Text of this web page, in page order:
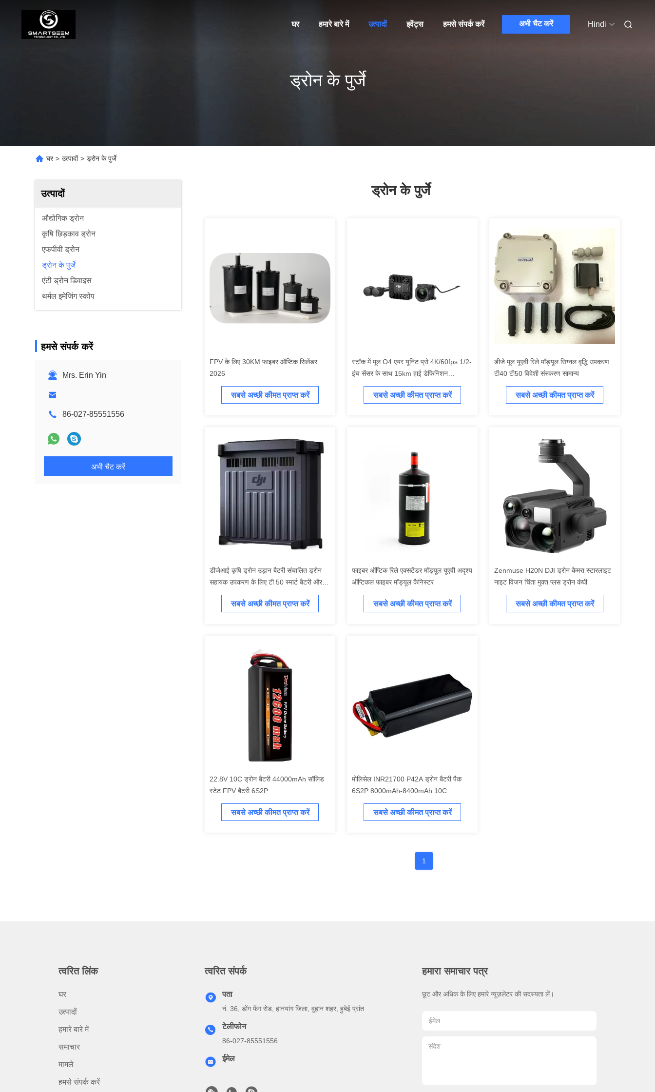
घर हमारे बारे में उत्पादों इवेंट्स हमसे संपर्क करें अभी चैट करें Hindi
ड्रोन के पुर्जे
घर > उत्पादों > ड्रोन के पुर्जे
उत्पादों
औद्योगिक ड्रोन
कृषि छिड़काव ड्रोन
एफपीवी ड्रोन
ड्रोन के पुर्जे
एंटी ड्रोन डिवाइस
थर्मल इमेजिंग स्कोप
हमसे संपर्क करें
Mrs. Erin Yin
86-027-85551556
अभी चैट करें
ड्रोन के पुर्जे
FPV के लिए 30KM फाइबर ऑप्टिक सिलेंडर
2026
सबसे अच्छी कीमत प्राप्त करें
स्टॉक में मूल O4 एयर यूनिट प्रो 4K/60fps 1/2-
इंच सेंसर के साथ 15km हाई डेफिनिशन
ट्रांसमिशन O4 प्रो एयर यूनिट 4K 4GB
सबसे अच्छी कीमत प्राप्त करें
डीजे मूल यूएवी रिले मॉड्यूल सिग्नल वृद्धि उपकरण
टी40 टी50 विदेशी संस्करण सामान्य
सबसे अच्छी कीमत प्राप्त करें
डीजेआई कृषि ड्रोन उड़ान बैटरी संचालित ड्रोन
सहायक उपकरण के लिए टी 50 स्मार्ट बैटरी और टी
25 टी 50
सबसे अच्छी कीमत प्राप्त करें
फाइबर ऑप्टिक रिले एक्सटेंडर मॉड्यूल यूएवी अदृश्य
ऑप्टिकल फाइबर मॉड्यूल कैनिस्टर
सबसे अच्छी कीमत प्राप्त करें
Zenmuse H20N DJI ड्रोन कैमरा स्टारलाइट
नाइट विजन चिंता मुक्त प्लस ड्रोन कंघी
सबसे अच्छी कीमत प्राप्त करें
22.8V 10C ड्रोन बैटरी 44000mAh सॉलिड
स्टेट FPV बैटरी 6S2P
सबसे अच्छी कीमत प्राप्त करें
मोलिसेल INR21700 P42A ड्रोन बैटरी पैक
6S2P 8000mAh-8400mAh 10C
सबसे अच्छी कीमत प्राप्त करें
1
त्वरित लिंक
घर
उत्पादों
हमारे बारे में
समाचार
मामले
हमसे संपर्क करें
त्वरित संपर्क
पता
नं. 36, डोंग फेंग रोड, हानयांग जिला, वुहान शहर, हुबेई प्रांत
टेलीफोन
86-027-85551556
ईमेल
हमारा समाचार पत्र
छूट और अधिक के लिए हमारे न्यूज़लेटर की सदस्यता लें।